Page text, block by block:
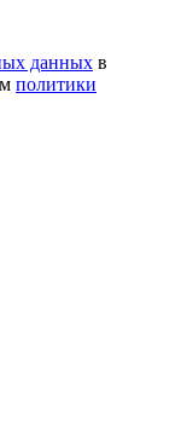
данных в
политики